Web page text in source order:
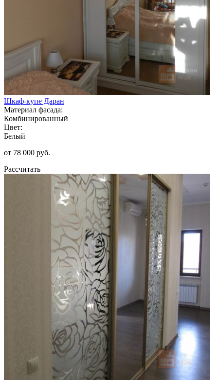
Шкаф-купе Даран
Материал фасада:
Комбинированный
Цвет:
Белый
от 78 000 руб.
Рассчитать